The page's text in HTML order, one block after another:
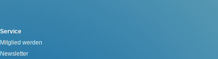
Service
Mitglied werden
Newsletter